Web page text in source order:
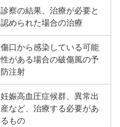
診察の結果、治療が必要と
認められた場合の治療
傷口から感染している可能
性がある場合の破傷風の予
防注射
妊娠高血圧症候群、異常出
産など、治療する必要があ
るもの